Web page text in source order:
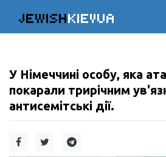
JEWISHKIEVUA
У Німеччині особу, яка
покарали трирічним
антисемітські дії.